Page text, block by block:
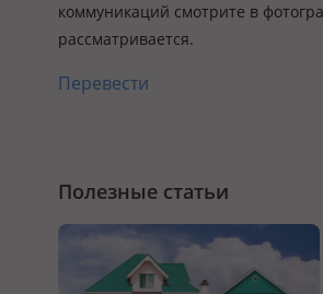
коммуникаций смотрите в
рассматривается.
Перевести
Полезные статьи